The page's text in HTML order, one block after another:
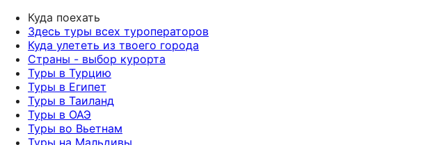
Куда поехать
Здесь туры всех туроператоров
Куда улететь из твоего города
Страны - выбор курорта
Туры в Турцию
Туры в Египет
Туры в Таиланд
Туры в ОАЭ
Туры во Вьетнам
Туры на Мальдивы